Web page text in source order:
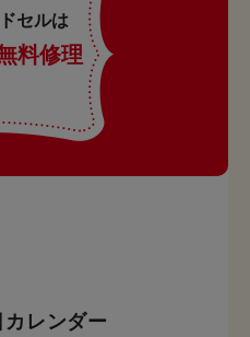
セルは
料修理
カレンダー